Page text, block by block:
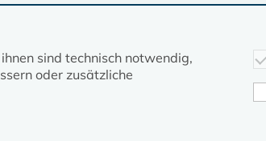
Diese Seite gehört zum Portal
Evangelische Kirche in Mecklenburg-
sind technisch notwendig,
oder zusätzliche